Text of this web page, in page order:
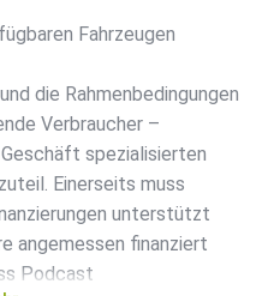
Fahrzeugen
die Rahmenbedingungen
Verbraucher –
spezialisierten
Einerseits muss
unterstützt
angemessen finanziert
Podcast